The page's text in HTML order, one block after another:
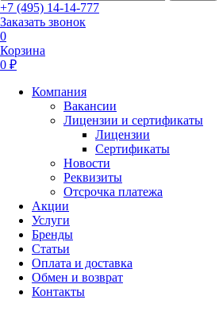
+7 (495) 14-14-777
Заказать звонок
0
Корзина
0 ₽
Компания
Вакансии
Лицензии и сертификаты
Лицензии
Сертификаты
Новости
Реквизиты
Отсрочка платежа
Акции
Услуги
Бренды
Статьи
Оплата и доставка
Обмен и возврат
Контакты